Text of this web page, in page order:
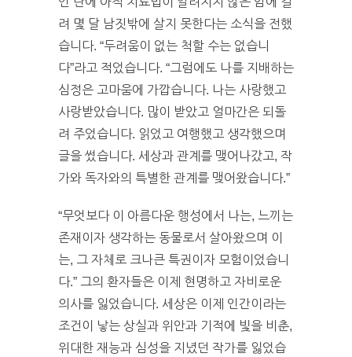
려 몇 달 남짓밖에 살지 못한다는 소식을 전했
습니다. “두려움이 없는 척할 수는 없습니
다”라고 적었습니다. “그럼에도 나를 지배하는
심정은 고마움에 가깝습니다. 나는 사랑했고
사랑받았습니다. 많이 받았고 얼마간은 되돌
려 주었습니다. 읽었고 여행했고 생각했으며
글을 썼습니다. 세상과 관계를 맺어나갔고, 작
가와 독자와의 특별한 관계를 맺어왔습니다.”
“무엇보다 이 아름다운 행성에서 나는, 느끼는
존재이자 생각하는 동물로서 살아왔으며 이
는, 그 자체로 크나큰 특권이자 모험이었습니
다.” 그의 환자들은 이제 현명하고 자비로운
의사를 잃었습니다. 세상은 이제 인간이라는
조건이 낳는 상실과 위안과 기적에 빛을 비춘,
위대한 재능과 심성을 지녔던 작가를 잃었습